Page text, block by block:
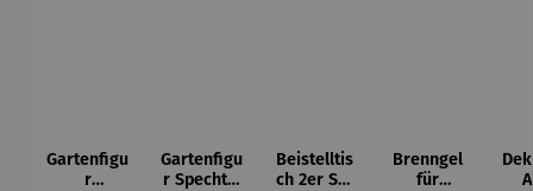
Gartenfigu
r
Gartenfigu
r Specht -
Beistelltis
ch 2er Set
Brenngel
für